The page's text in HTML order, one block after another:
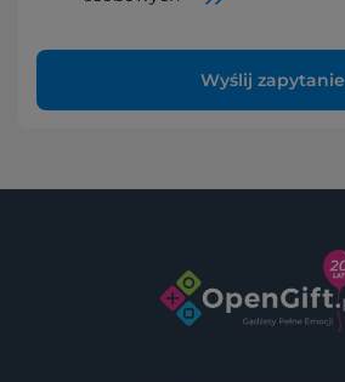
Wyślij zapytanie